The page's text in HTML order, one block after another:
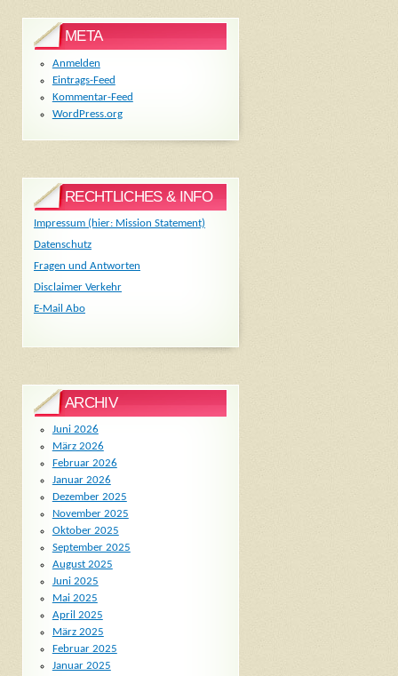
META
Anmelden
Eintrags-Feed
Kommentar-Feed
WordPress.org
RECHTLICHES & INFO
Impressum (hier: Mission Statement)
Datenschutz
Fragen und Antworten
Disclaimer Verkehr
E-Mail Abo
ARCHIV
Juni 2026
März 2026
Februar 2026
Januar 2026
Dezember 2025
November 2025
Oktober 2025
September 2025
August 2025
Juni 2025
Mai 2025
April 2025
März 2025
Februar 2025
Januar 2025